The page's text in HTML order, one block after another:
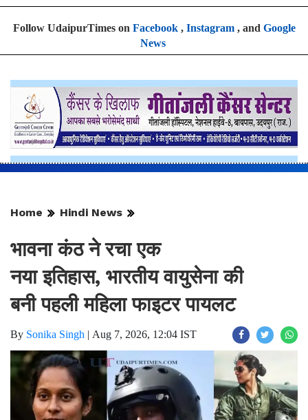
Follow UdaipurTimes on Facebook, Instagram, and Google
News
Home Hindi News
भावना कंठ ने रचा एक
नया इतिहास, भारतीय वायुसेना की
बनी पहली महिला फाइटर पायलट
By Sonika Singh | Aug 7, 2026, 12:04 IST